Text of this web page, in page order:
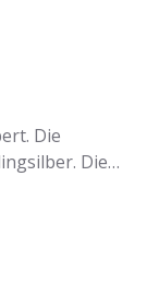
Die
Die
Alto-SH-E":